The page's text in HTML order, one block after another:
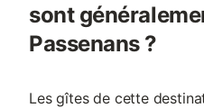
sont
Passenans ?
Les gîtes de cette